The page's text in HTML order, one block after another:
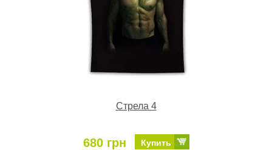
Стрела 4
680 грн Купить